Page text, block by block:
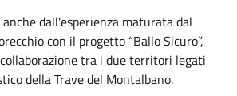
dall'esperienza maturata dal
con il progetto “Ballo Sicuro”,
tra i due territori legati
della Trave del Montalbano.